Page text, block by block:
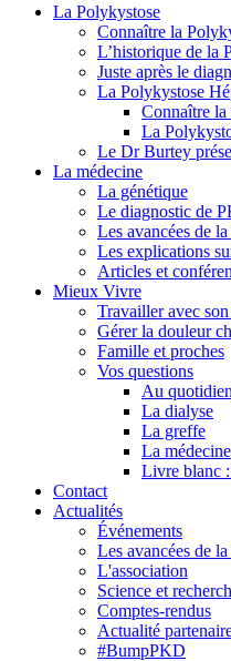
La Polykystose
Connaître la
L’historique de la
Juste après le
La Polykystose
Connaître
La
Le Dr Burtey
La médecine
La génétique
Le diagnostic de
Les avancées de
Les explications
Articles et
Mieux Vivre
Travailler avec
Gérer la douleur
Famille et proches
Vos questions
Au quotidien
La dialyse
La greffe
La médecine
Livre blanc
Contact
Actualités
Événements
Les avancées de
L'association
Science et
Comptes-rendus
Actualité
#BumpPKD